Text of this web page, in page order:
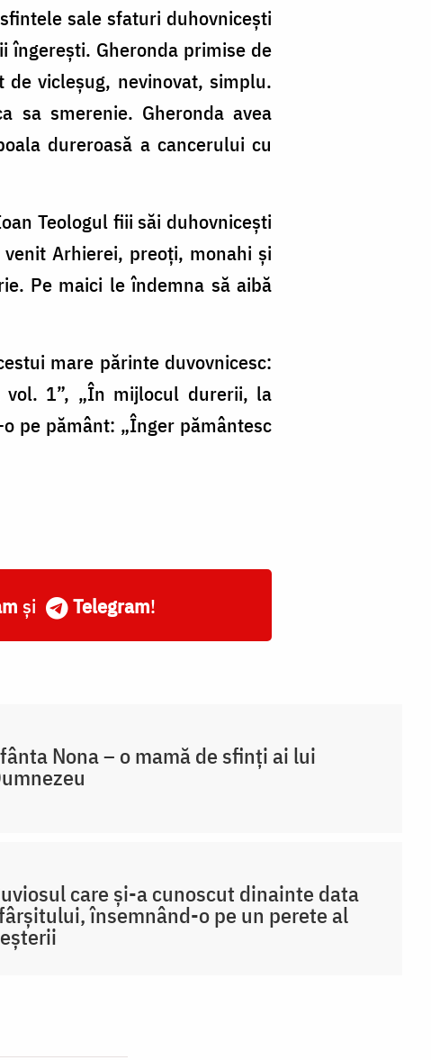
sale sfaturi duhovnicești
îngerești. Gheronda primise de
vicleșug, nevinovat, simplu.
sa smerenie. Gheronda avea
dureroasă a cancerului cu
Teologul fiii săi duhovnicești
Arhierei, preoți, monahi și
Pe maici le îndemna să aibă
mare părinte duvovnicesc:
vol. 1”, „În mijlocul durerii, la
pe pământ: „Înger pământesc
și Telegram!
Nona – o mamă de sfinți ai lui
care și-a cunoscut dinainte data
însemnând-o pe un perete al